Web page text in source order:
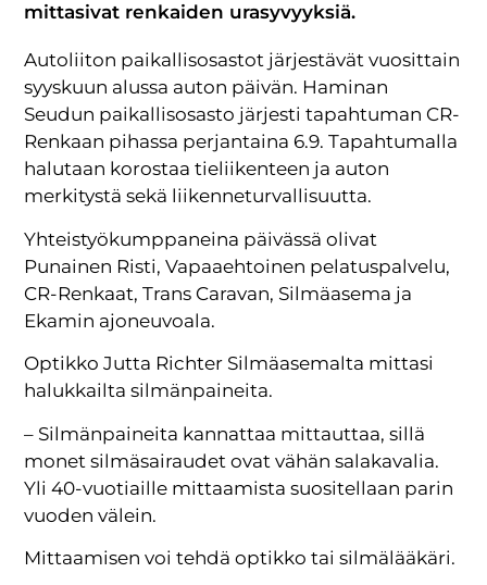
mittasivat renkaiden urasyvyyksiä.
Autoliiton paikallisosastot järjestävät vuosittain
syyskuun alussa auton päivän. Haminan
Seudun paikallisosasto järjesti tapahtuman CR-
Renkaan pihassa perjantaina 6.9. Tapahtumalla
halutaan korostaa tieliikenteen ja auton
merkitystä sekä liikenneturvallisuutta.
Yhteistyökumppaneina päivässä olivat
Punainen Risti, Vapaaehtoinen pelatuspalvelu,
CR-Renkaat, Trans Caravan, Silmäasema ja
Ekamin ajoneuvoala.
Optikko Jutta Richter Silmäasemalta mittasi
halukkailta silmänpaineita.
– Silmänpaineita kannattaa mittauttaa, sillä
monet silmäsairaudet ovat vähän salakavalia.
Yli 40-vuotiaille mittaamista suositellaan parin
vuoden välein.
Mittaamisen voi tehdä optikko tai silmälääkäri.